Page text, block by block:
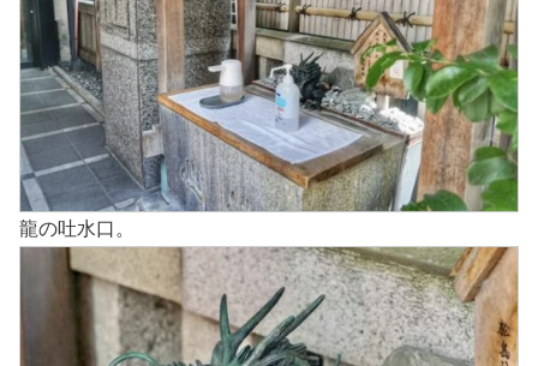
龍の吐水口。